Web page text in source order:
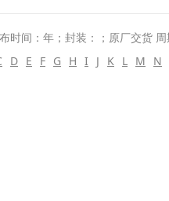
时间：年；封装：；原厂交货
D E F G H I J K L M N